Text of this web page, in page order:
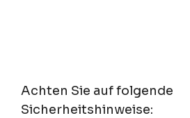
Achten Sie auf folgende
Sicherheitshinweise: